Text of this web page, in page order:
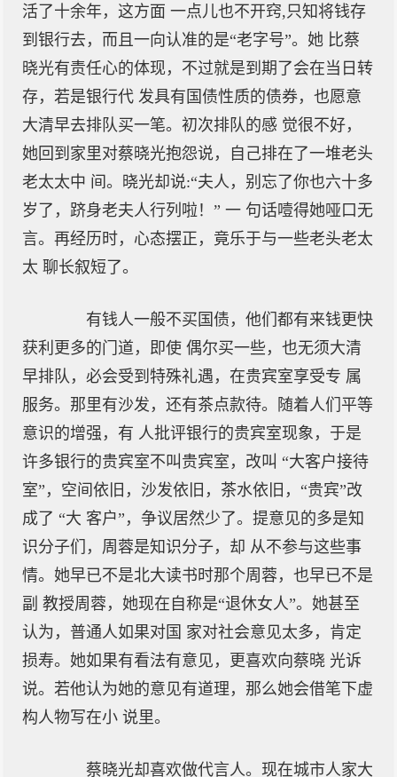
活了十余年，这方面 一点儿也不开窍,只知将钱存
到银行去，而且一向认准的是“老字号”。她 比蔡
晓光有责任心的体现，不过就是到期了会在当日转
存，若是银行代 发具有国债性质的债券，也愿意
大清早去排队买一笔。初次排队的感 觉很不好，
她回到家里对蔡晓光抱怨说，自己排在了一堆老头
老太太中 间。晓光却说:“夫人，别忘了你也六十多
岁了，跻身老夫人行列啦！” 一 句话噎得她哑口无
言。再经历时，心态摆正，竟乐于与一些老头老太
太 聊长叙短了。
有钱人一般不买国债，他们都有来钱更快
获利更多的门道，即使 偶尔买一些，也无须大清
早排队，必会受到特殊礼遇，在贵宾室享受专 属
服务。那里有沙发，还有茶点款待。随着人们平等
意识的增强，有 人批评银行的贵宾室现象，于是
许多银行的贵宾室不叫贵宾室，改叫 “大客户接待
室”，空间依旧，沙发依旧，茶水依旧，“贵宾”改
成了 “大 客户”，争议居然少了。提意见的多是知
识分子们，周蓉是知识分子，却 从不参与这些事
情。她早已不是北大读书时那个周蓉，也早已不是
副 教授周蓉，她现在自称是“退休女人”。她甚至
认为，普通人如果对国 家对社会意见太多，肯定
损寿。她如果有看法有意见，更喜欢向蔡晓 光诉
说。若他认为她的意见有道理，那么她会借笔下虚
构人物写在小 说里。
蔡晓光却喜欢做代言人。现在城市人家大